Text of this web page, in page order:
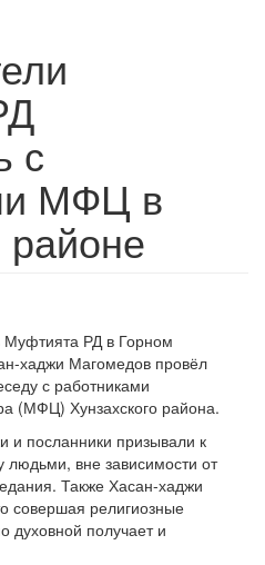
с
МФЦ в
районе
Муфтията РД в Горном
хаджи Магомедов провёл
с работниками
(МФЦ) Хунзахского района.
и посланники призывали к
вне зависимости от
Также Хасан-хаджи
совершая религиозные
духовной получает и